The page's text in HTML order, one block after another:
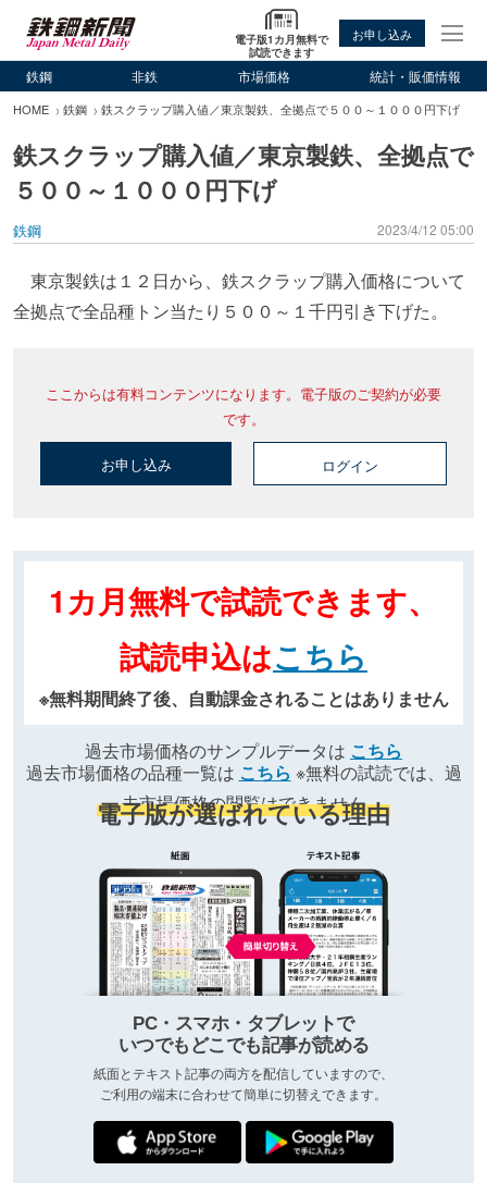
電子版1カ月無料で
試読できます
お申し込み
鉄鋼 非鉄 市場価格 統計・販価情報
HOME 鉄鋼 鉄スクラップ購入値／東京製鉄、全拠点で５００～１０００円下げ
鉄スクラップ購入値／東京製鉄、全拠点で
５００～１０００円下げ
鉄鋼 2023/4/12 05:00
東京製鉄は１２日から、鉄スクラップ購入価格について
全拠点で全品種トン当たり５００～１千円引き下げた。
ここからは有料コンテンツになります。電子版のご契約が必要
です。
お申し込み ログイン
1カ月無料で試読できます、
試読申込はこちら
※無料期間終了後、自動課金されることはありません
過去市場価格のサンプルデータは こちら
過去市場価格の品種一覧は こちら ※無料の試読では、過
去市場価格の閲覧はできません
電子版が選ばれている理由
PC・スマホ・タブレットで
いつでもどこでも記事が読める
紙面とテキスト記事の両方を配信していますので、
ご利用の端末に合わせて簡単に切替えできます。